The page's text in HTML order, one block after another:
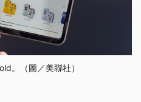
。（圖／美聯社）